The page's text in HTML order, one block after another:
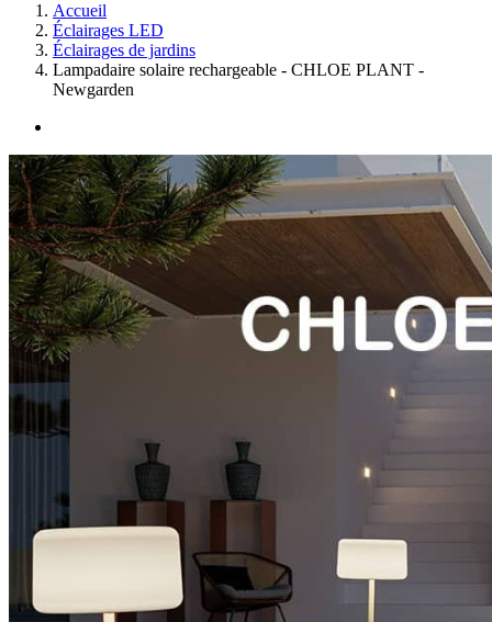
Accueil
Éclairages LED
Éclairages de jardins
Lampadaire solaire rechargeable - CHLOE PLANT -
Newgarden